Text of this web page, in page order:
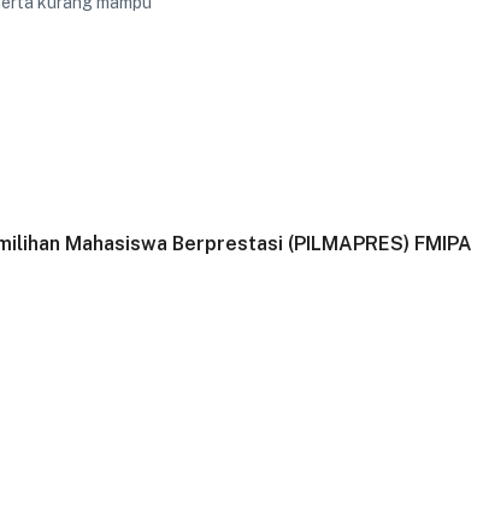
Mahasiswa Berprestasi (PILMAPRES) FMIPA